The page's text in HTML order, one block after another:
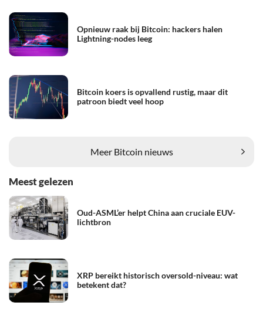
Opnieuw raak bij Bitcoin: hackers halen
Lightning-nodes leeg
Bitcoin koers is opvallend rustig, maar dit
patroon biedt veel hoop
Meer Bitcoin nieuws
Meest gelezen
Oud-ASML’er helpt China aan cruciale EUV-
lichtbron
XRP bereikt historisch oversold-niveau: wat
betekent dat?